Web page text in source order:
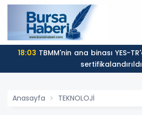
18:03
sertifikalandırıldı
Anasayfa TEKNOLOJİ